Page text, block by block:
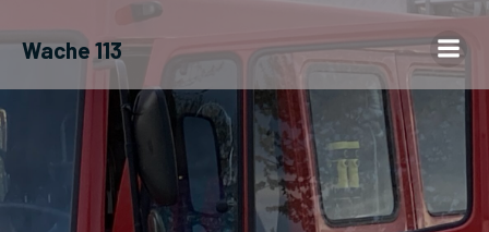
Wache 113